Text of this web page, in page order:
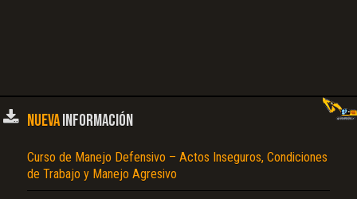
NUEVAINFORMACIÓN
Curso de Manejo Defensivo – Actos Inseguros, Condiciones
de Trabajo y Manejo Agresivo